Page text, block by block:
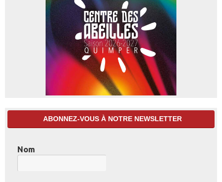
ABONNEZ-VOUS À NOTRE NEWSLETTER
Nom